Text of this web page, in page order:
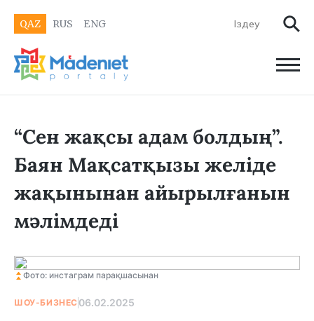
QAZ RUS ENG
“Сен жақсы адам болдың”.
Баян Мақсатқызы желіде
жақынынан айырылғанын
мәлімдеді
Фото: инстаграм парақшасынан
ШОУ-БИЗНЕС 06.02.2025